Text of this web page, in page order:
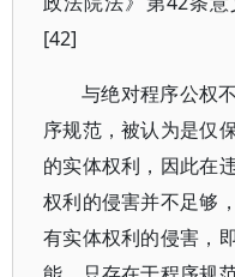
[42]
与绝对程序公权
序规范，被认为是仅
的实体权利，因此在
权利的侵害并不足够
有实体权利的侵害，